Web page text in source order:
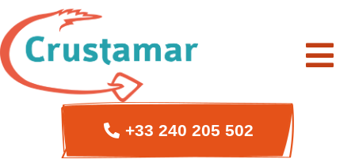
+33 240 205 502